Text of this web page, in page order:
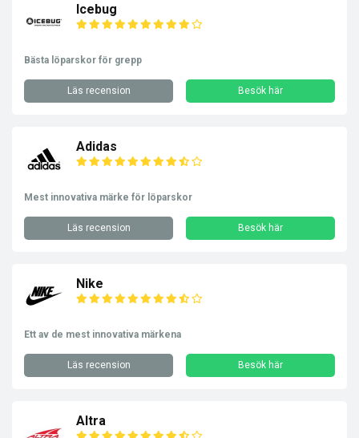
Icebug
Bästa löparskor för grepp
Läs recension Besök här
Adidas
Mest innovativa märke för löparskor
Läs recension Besök här
Nike
Ett av de mest innovativa märkena
Läs recension Besök här
Altra